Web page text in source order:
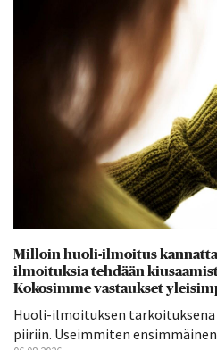
Milloin huoli-ilmoitus
ilmoituksia tehdään
Kokosimme vastaukset
Huoli-ilmoituksen tarkoituksena
piiriin. Useimmiten